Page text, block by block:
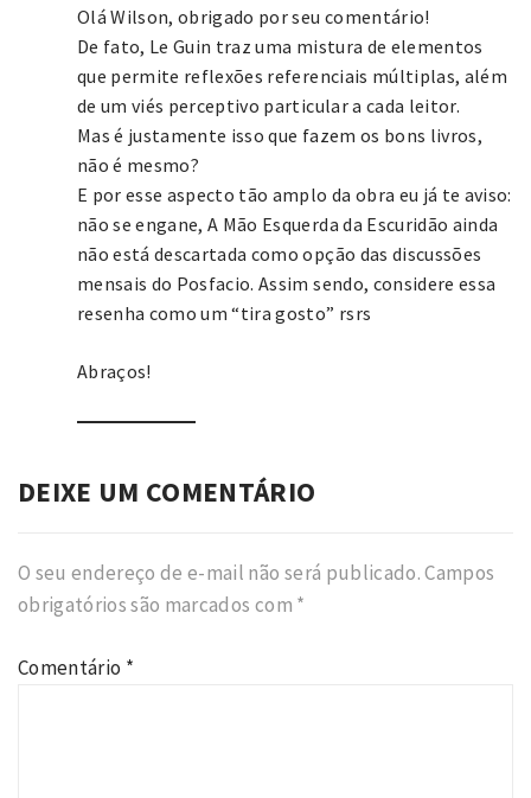
Olá Wilson, obrigado por seu comentário!
De fato, Le Guin traz uma mistura de elementos
que permite reflexões referenciais múltiplas, além
de um viés perceptivo particular a cada leitor.
Mas é justamente isso que fazem os bons livros,
não é mesmo?
E por esse aspecto tão amplo da obra eu já te aviso:
não se engane, A Mão Esquerda da Escuridão ainda
não está descartada como opção das discussões
mensais do Posfacio. Assim sendo, considere essa
resenha como um “tira gosto” rsrs
Abraços!
DEIXE UM COMENTÁRIO
O seu endereço de e-mail não será publicado.Campos
obrigatórios são marcados com *
Comentário *